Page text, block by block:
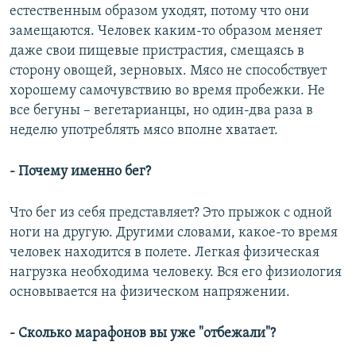
естественным образом уходят, потому что они
замещаются. Человек каким-то образом меняет
даже свои пищевые пристрастия, смещаясь в
сторону овощей, зерновых. Мясо не способствует
хорошему самочувствию во время пробежки. Не
все бегуны – вегетарианцы, но один-два раза в
неделю употреблять мясо вполне хватает.
- Почему именно бег?
Что бег из себя представляет? Это прыжок с одной
ноги на другую. Другими словами, какое-то время
человек находится в полете. Легкая физическая
нагрузка необходима человеку. Вся его физиология
основывается на физическом напряжении.
- Сколько марафонов вы уже "отбежали"?